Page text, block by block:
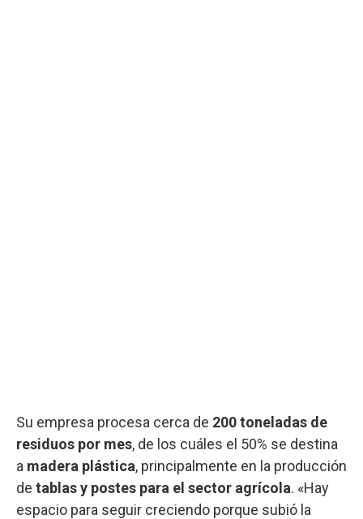
Su empresa procesa cerca de 200 toneladas de
residuos por mes, de los cuáles el 50% se destina
a madera plástica, principalmente en la producción
de tablas y postes para el sector agrícola. «Hay
espacio para seguir creciendo porque subió la